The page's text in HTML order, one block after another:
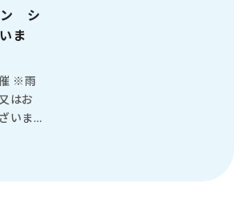
ン シ
ま
※雨
はお
いま